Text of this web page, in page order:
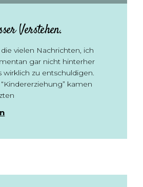
Verstehen.
vielen Nachrichten, ich
gar nicht hinterher
wirklich zu entschuldigen.
kamen